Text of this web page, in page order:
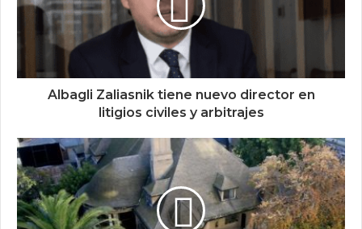
Albagli Zaliasnik tiene nuevo director en
litigios civiles y arbitrajes